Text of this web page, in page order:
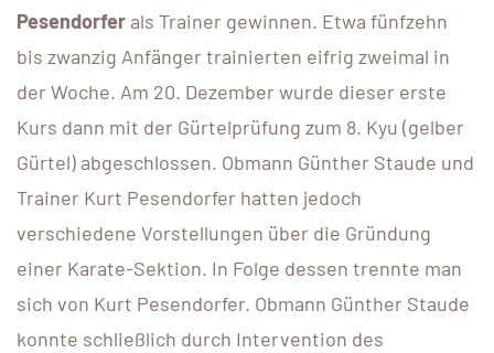
Pesendorfer als Trainer gewinnen. Etwa fünfzehn
bis zwanzig Anfänger trainierten eifrig zweimal in
der Woche. Am 20. Dezember wurde dieser erste
Kurs dann mit der Gürtelprüfung zum 8. Kyu (gelber
Gürtel) abgeschlossen. Obmann Günther Staude und
Trainer Kurt Pesendorfer hatten jedoch
verschiedene Vorstellungen über die Gründung
einer Karate-Sektion. In Folge dessen trennte man
sich von Kurt Pesendorfer. Obmann Günther Staude
konnte schließlich durch Intervention des